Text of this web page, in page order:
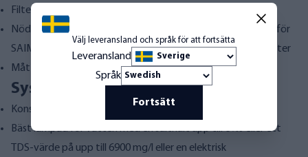
Filterbytesintervall: ca 1–2 år
Nödvändigt antal membran: 2 st omvänd osmosmembran för
SAIMAA, SAIMAA 2 och ROBUST3000 omvänd osmos-enheter
Mått: Längd 300 mm och diameter 70 mm
Systemkrav:
Konstant matningstryck 2–10 bar
Bäst lämpad för vatten med en salthalt upp till 6‰ eller ett
TDS-värde på upp till 6900 mg/l eller en elektrisk
Välj leveransland och språk för att fortsätta
Leveransland
Språk
Fortsätt